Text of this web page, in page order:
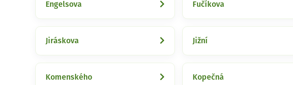
Engelsova Fučíkova
Jiráskova Jižní
Komenského Kopečná